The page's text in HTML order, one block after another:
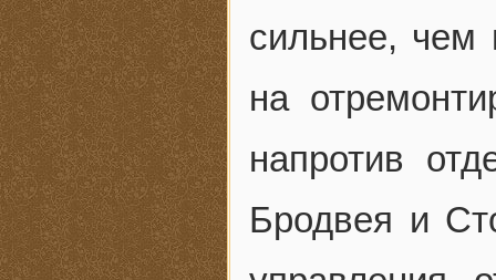
сильнее, чем
на
напротив
Бродвея и